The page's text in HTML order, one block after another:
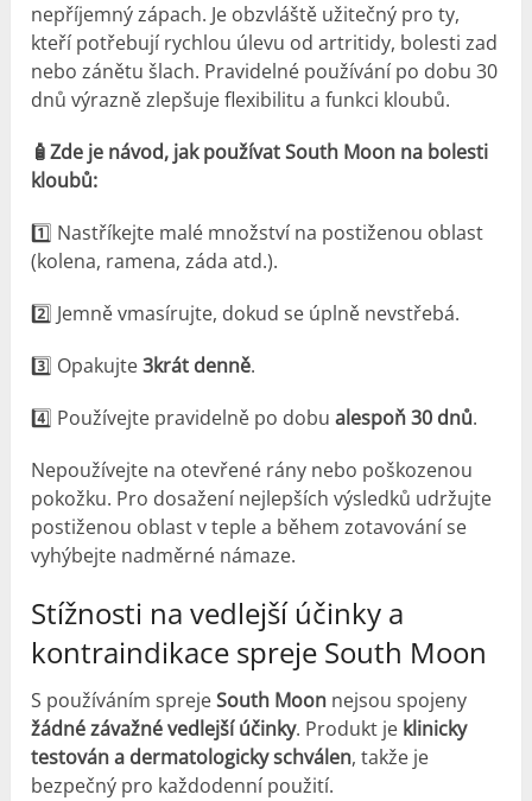
nepříjemný zápach. Je obzvláště užitečný pro ty,
kteří potřebují rychlou úlevu od artritidy, bolesti zad
nebo zánětu šlach. Pravidelné používání po dobu 30
dnů výrazně zlepšuje flexibilitu a funkci kloubů.
🧴Zde je návod, jak používat South Moon na bolesti
kloubů:
1️⃣ Nastříkejte malé množství na postiženou oblast
(kolena, ramena, záda atd.).
2️⃣ Jemně vmasírujte, dokud se úplně nevstřebá.
3️⃣ Opakujte3krát denně.
4️⃣ Používejte pravidelně po dobualespoň 30 dnů.
Nepoužívejte na otevřené rány nebo poškozenou
pokožku. Pro dosažení nejlepších výsledků udržujte
postiženou oblast v teple a během zotavování se
vyhýbejte nadměrné námaze.
Stížnosti na vedlejší účinky a
kontraindikace spreje South Moon
S používáním sprejeSouth Moon nejsou spojeny
žádné závažné vedlejší účinky. Produkt je klinicky
testován a dermatologicky schválen, takže je
bezpečný pro každodenní použití.